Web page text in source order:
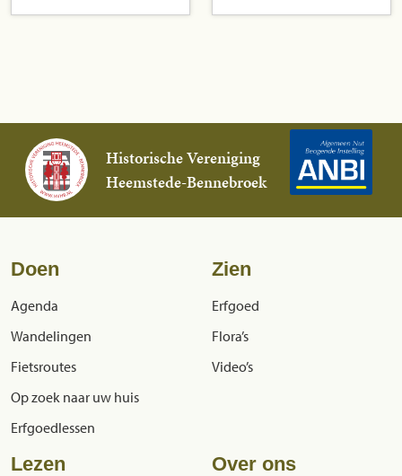
Historische Vereniging
Heemstede-Bennebroek
Doen
Agenda
Wandelingen
Fietsroutes
Op zoek naar uw huis
Erfgoedlessen
Zien
Erfgoed
Flora’s
Video’s
Lezen Over ons